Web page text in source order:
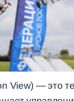
View) — это